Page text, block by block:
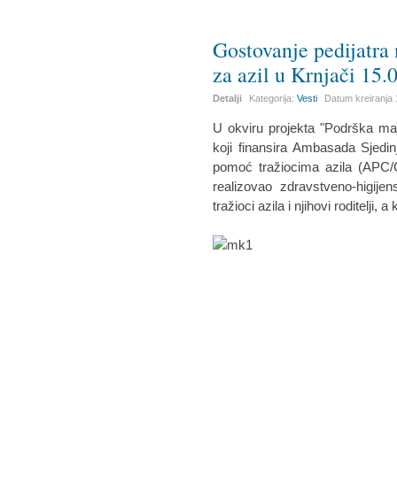
Gostovanje
za azil u Krnjači
Detalji Kategorija:Vesti Datum kreiranja
U okviru projekta "Podrška
koji finansira Ambasada
pomoć tražiocima azila
realizovao zdravstveno-
tražioci azila i njihovi roditelji, a